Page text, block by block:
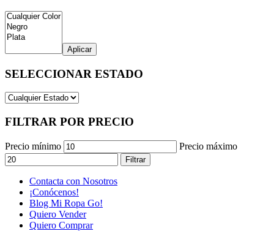
Aplicar
SELECCIONAR ESTADO
FILTRAR POR PRECIO
Precio mínimo Precio máximo
Filtrar
Contacta con Nosotros
¡Conócenos!
Blog Mi Ropa Go!
Quiero Vender
Quiero Comprar